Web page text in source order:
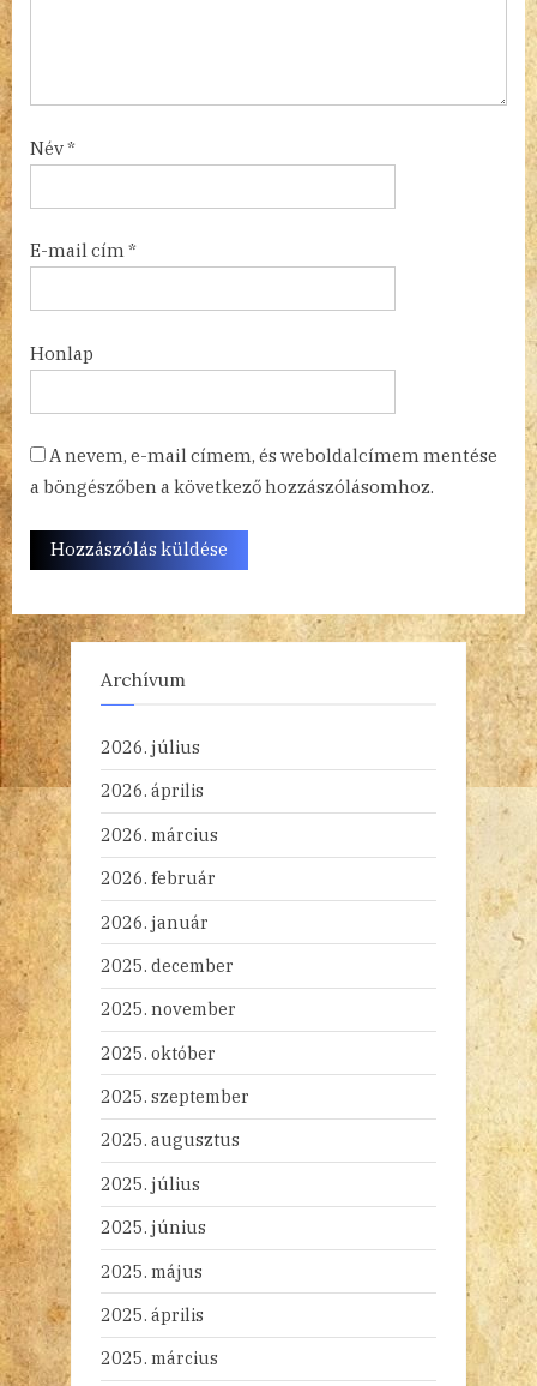
Név*
E-mail cím*
Honlap
A nevem, e-mail címem, és weboldalcímem mentése
a böngészőben a következő hozzászólásomhoz.
Archívum
2026. július
2026. április
2026. március
2026. február
2026. január
2025. december
2025. november
2025. október
2025. szeptember
2025. augusztus
2025. július
2025. június
2025. május
2025. április
2025. március